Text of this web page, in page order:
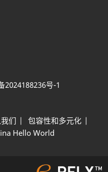
2024188236号-1
们
包容性和多元化
Hello World